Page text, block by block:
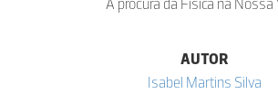
AUTOR
Isabel Martins Silva